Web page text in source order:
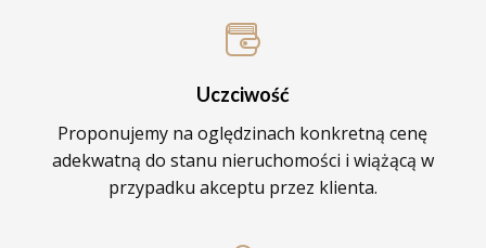
Uczciwość
Proponujemy na oględzinach konkretną cenę
adekwatną do stanu nieruchomości i wiążącą w
przypadku akceptu przez klienta.